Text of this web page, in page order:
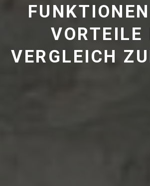
VORTEILE
VERGLEICH